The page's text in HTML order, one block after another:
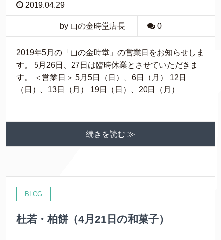
2019.04.29
by 山の金時堂店長 0
2019年5月の「山の金時堂」の営業日をお知らせしま
す。 5月26日、27日は臨時休業とさせていただきま
す。 ＜営業日＞ 5月5日（日）、6日（月） 12日
（日）、13日（月） 19日（日）、20日（月）
続きを読む ≫
BLOG
杜若・柏餅（4月21日の和菓子）